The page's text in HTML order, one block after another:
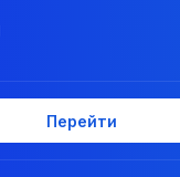
Перейти